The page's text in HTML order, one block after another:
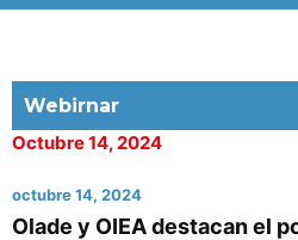
Webirnar
Octubre 14, 2024
octubre 14, 2024
Olade y OIEA destacan el